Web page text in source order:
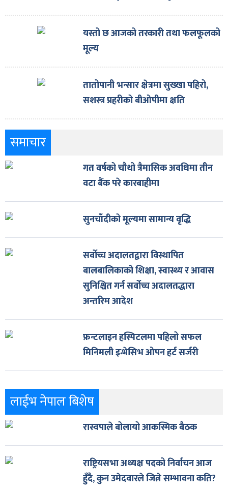
यस्तो छ आजको तरकारी तथा फलफूलको
मूल्य
तातोपानी भन्सार क्षेत्रमा सुख्खा पहिरो,
सशस्त्र प्रहरीको बीओपीमा क्षति
समाचार
गत वर्षको चौथो त्रैमासिक अवधिमा तीन
वटा बैंक परे कारबाहीमा
सुनचाँदीको मूल्यमा सामान्य वृद्धि
सर्वोच्च अदालतद्वारा विस्थापित
बालबालिकाको शिक्षा, स्वास्थ्य र आवास
सुनिश्चित गर्न सर्वोच्च अदालतद्धारा
अन्तरिम आदेश
फ्रन्टलाइन हस्पिटलमा पहिलो सफल
मिनिमली इन्भेसिभ ओपन हर्ट सर्जरी
लाईभ नेपाल बिशेष
रास्वपाले बोलायो आकस्मिक बैठक
राष्ट्रियसभा अध्यक्ष पदको निर्वाचन आज
हुँदै, कुन उमेदवारले जित्ने सम्भावना कति?